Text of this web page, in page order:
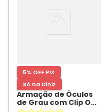
5% OFF PIX
Só na Diniz
Armação de Óculos
de Grau com Clip On